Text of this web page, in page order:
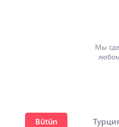
Мы
Bütün